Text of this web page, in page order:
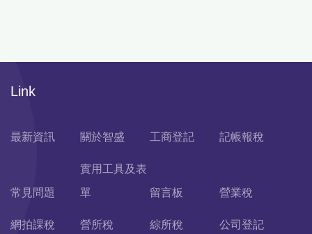
Link
最新資訊 關於智盛 工商登記 記帳報稅
常見問題
實用工具及表
單
留言板 營業稅
網拍課稅 營所稅 綜所稅 公司登記